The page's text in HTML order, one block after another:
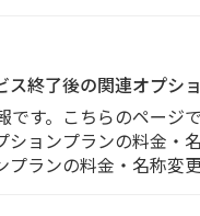
ス終了後の関連オプシ
です。こちらのページ
ションプランの料金
プランの料金・名称変